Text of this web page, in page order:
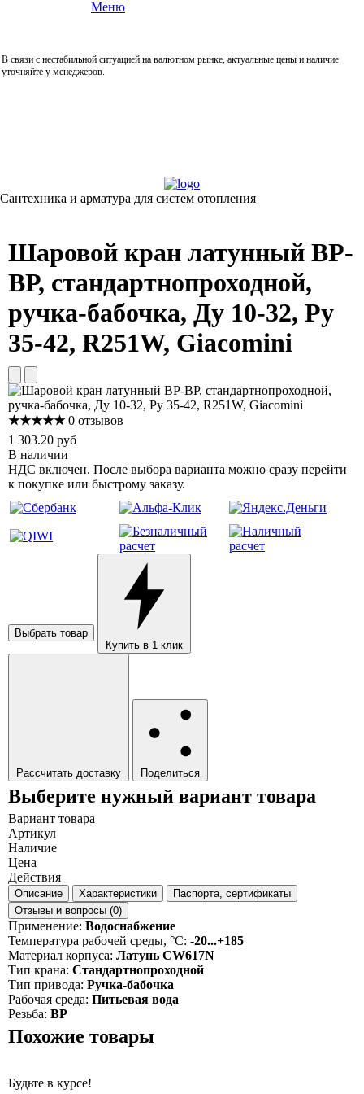
В связи с нестабильной ситуацией на валютном рынке, актуальные цены и наличие
уточняйте у менеджеров.
Сантехника и арматура для систем отопления
Меню
Шаровой кран латунный ВР-
ВР, стандартнопроходной,
ручка-бабочка, Ду 10-32, Ру
35-42, R251W, Giacomini
★★★★★ 0 отзывов
1 303.20 руб
В наличии
НДС включен. После выбора варианта можно сразу перейти
к покупке или быстрому заказу.
Выбрать товар
Купить в 1 клик
Рассчитать доставку Поделиться
Выберите нужный вариант товара
Вариант товара
Артикул
Наличие
Цена
Действия
Описание Характеристики
Паспорта, сертификаты
Отзывы и вопросы (0)
Применение Водоснабжение
Температура рабочей среды, °C -20...+185
Материал корпуса Латунь CW617N
Тип крана Стандартнопроходной
Тип привода Ручка-бабочка
Рабочая среда Питьевая вода
Резьба ВР
Похожие товары
Будьте в курсе!